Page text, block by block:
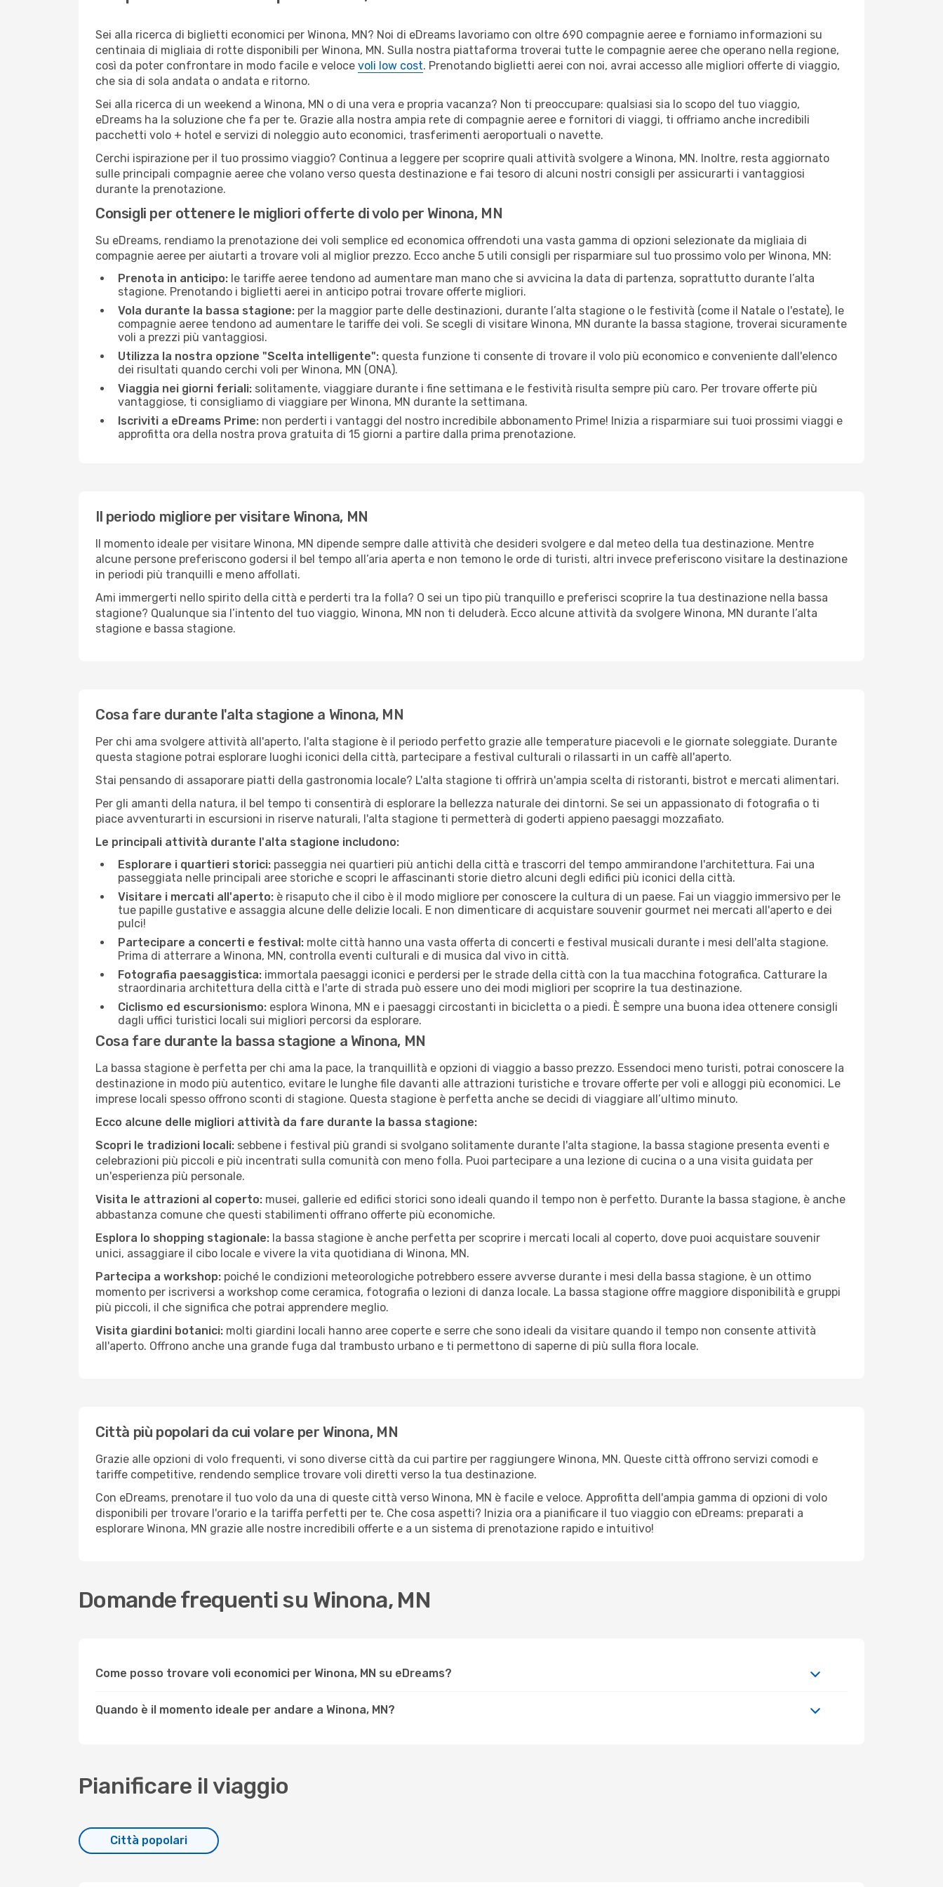
Sei alla ricerca di biglietti economici per Winona, MN? Noi di eDreams lavoriamo con oltre 690 compagnie aeree e forniamo informazioni su
centinaia di migliaia di rotte disponibili per Winona, MN. Sulla nostra piattaforma troverai tutte le compagnie aeree che operano nella regione,
così da poter confrontare in modo facile e veloce voli low cost. Prenotando biglietti aerei con noi, avrai accesso alle migliori offerte di viaggio,
che sia di sola andata o andata e ritorno.
Sei alla ricerca di un weekend a Winona, MN o di una vera e propria vacanza? Non ti preoccupare: qualsiasi sia lo scopo del tuo viaggio,
eDreams ha la soluzione che fa per te. Grazie alla nostra ampia rete di compagnie aeree e fornitori di viaggi, ti offriamo anche incredibili
pacchetti volo + hotel e servizi di noleggio auto economici, trasferimenti aeroportuali o navette.
Cerchi ispirazione per il tuo prossimo viaggio? Continua a leggere per scoprire quali attività svolgere a Winona, MN. Inoltre, resta aggiornato
sulle principali compagnie aeree che volano verso questa destinazione e fai tesoro di alcuni nostri consigli per assicurarti i vantaggiosi
durante la prenotazione.
Consigli per ottenere le migliori offerte di volo per Winona, MN
Su eDreams, rendiamo la prenotazione dei voli semplice ed economica offrendoti una vasta gamma di opzioni selezionate da migliaia di
compagnie aeree per aiutarti a trovare voli al miglior prezzo. Ecco anche 5 utili consigli per risparmiare sul tuo prossimo volo per Winona, MN:
Prenota in anticipo: le tariffe aeree tendono ad aumentare man mano che si avvicina la data di partenza, soprattutto durante l’alta
stagione. Prenotando i biglietti aerei in anticipo potrai trovare offerte migliori.
Vola durante la bassa stagione: per la maggior parte delle destinazioni, durante l’alta stagione o le festività (come il Natale o l'estate), le
compagnie aeree tendono ad aumentare le tariffe dei voli. Se scegli di visitare Winona, MN durante la bassa stagione, troverai sicuramente
voli a prezzi più vantaggiosi.
Utilizza la nostra opzione "Scelta intelligente": questa funzione ti consente di trovare il volo più economico e conveniente dall'elenco
dei risultati quando cerchi voli per Winona, MN (ONA).
Viaggia nei giorni feriali: solitamente, viaggiare durante i fine settimana e le festività risulta sempre più caro. Per trovare offerte più
vantaggiose, ti consigliamo di viaggiare per Winona, MN durante la settimana.
Iscriviti a eDreams Prime: non perderti i vantaggi del nostro incredibile abbonamento Prime! Inizia a risparmiare sui tuoi prossimi viaggi e
approfitta ora della nostra prova gratuita di 15 giorni a partire dalla prima prenotazione.
Il periodo migliore per visitare Winona, MN
Il momento ideale per visitare Winona, MN dipende sempre dalle attività che desideri svolgere e dal meteo della tua destinazione. Mentre
alcune persone preferiscono godersi il bel tempo all’aria aperta e non temono le orde di turisti, altri invece preferiscono visitare la destinazione
in periodi più tranquilli e meno affollati.
Ami immergerti nello spirito della città e perderti tra la folla? O sei un tipo più tranquillo e preferisci scoprire la tua destinazione nella bassa
stagione? Qualunque sia l’intento del tuo viaggio, Winona, MN non ti deluderà. Ecco alcune attività da svolgere Winona, MN durante l’alta
stagione e bassa stagione.
Cosa fare durante l'alta stagione a Winona, MN
Per chi ama svolgere attività all'aperto, l'alta stagione è il periodo perfetto grazie alle temperature piacevoli e le giornate soleggiate. Durante
questa stagione potrai esplorare luoghi iconici della città, partecipare a festival culturali o rilassarti in un caffè all'aperto.
Stai pensando di assaporare piatti della gastronomia locale? L'alta stagione ti offrirà un'ampia scelta di ristoranti, bistrot e mercati alimentari.
Per gli amanti della natura, il bel tempo ti consentirà di esplorare la bellezza naturale dei dintorni. Se sei un appassionato di fotografia o ti
piace avventurarti in escursioni in riserve naturali, l'alta stagione ti permetterà di goderti appieno paesaggi mozzafiato.
Le principali attività durante l'alta stagione includono:
Esplorare i quartieri storici: passeggia nei quartieri più antichi della città e trascorri del tempo ammirandone l'architettura. Fai una
passeggiata nelle principali aree storiche e scopri le affascinanti storie dietro alcuni degli edifici più iconici della città.
Visitare i mercati all'aperto: è risaputo che il cibo è il modo migliore per conoscere la cultura di un paese. Fai un viaggio immersivo per le
tue papille gustative e assaggia alcune delle delizie locali. E non dimenticare di acquistare souvenir gourmet nei mercati all'aperto e dei
pulci!
Partecipare a concerti e festival: molte città hanno una vasta offerta di concerti e festival musicali durante i mesi dell'alta stagione.
Prima di atterrare a Winona, MN, controlla eventi culturali e di musica dal vivo in città.
Fotografia paesaggistica: immortala paesaggi iconici e perdersi per le strade della città con la tua macchina fotografica. Catturare la
straordinaria architettura della città e l'arte di strada può essere uno dei modi migliori per scoprire la tua destinazione.
Ciclismo ed escursionismo: esplora Winona, MN e i paesaggi circostanti in bicicletta o a piedi. È sempre una buona idea ottenere consigli
dagli uffici turistici locali sui migliori percorsi da esplorare.
Cosa fare durante la bassa stagione a Winona, MN
La bassa stagione è perfetta per chi ama la pace, la tranquillità e opzioni di viaggio a basso prezzo. Essendoci meno turisti, potrai conoscere la
destinazione in modo più autentico, evitare le lunghe file davanti alle attrazioni turistiche e trovare offerte per voli e alloggi più economici. Le
imprese locali spesso offrono sconti di stagione. Questa stagione è perfetta anche se decidi di viaggiare all’ultimo minuto.
Ecco alcune delle migliori attività da fare durante la bassa stagione:
Scopri le tradizioni locali: sebbene i festival più grandi si svolgano solitamente durante l'alta stagione, la bassa stagione presenta eventi e
celebrazioni più piccoli e più incentrati sulla comunità con meno folla. Puoi partecipare a una lezione di cucina o a una visita guidata per
un'esperienza più personale.
Visita le attrazioni al coperto: musei, gallerie ed edifici storici sono ideali quando il tempo non è perfetto. Durante la bassa stagione, è anche
abbastanza comune che questi stabilimenti offrano offerte più economiche.
Esplora lo shopping stagionale: la bassa stagione è anche perfetta per scoprire i mercati locali al coperto, dove puoi acquistare souvenir
unici, assaggiare il cibo locale e vivere la vita quotidiana di Winona, MN.
Partecipa a workshop: poiché le condizioni meteorologiche potrebbero essere avverse durante i mesi della bassa stagione, è un ottimo
momento per iscriversi a workshop come ceramica, fotografia o lezioni di danza locale. La bassa stagione offre maggiore disponibilità e gruppi
più piccoli, il che significa che potrai apprendere meglio.
Visita giardini botanici: molti giardini locali hanno aree coperte e serre che sono ideali da visitare quando il tempo non consente attività
all'aperto. Offrono anche una grande fuga dal trambusto urbano e ti permettono di saperne di più sulla flora locale.
Città più popolari da cui volare per Winona, MN
Grazie alle opzioni di volo frequenti, vi sono diverse città da cui partire per raggiungere Winona, MN. Queste città offrono servizi comodi e
tariffe competitive, rendendo semplice trovare voli diretti verso la tua destinazione.
Con eDreams, prenotare il tuo volo da una di queste città verso Winona, MN è facile e veloce. Approfitta dell'ampia gamma di opzioni di volo
disponibili per trovare l'orario e la tariffa perfetti per te. Che cosa aspetti? Inizia ora a pianificare il tuo viaggio con eDreams: preparati a
esplorare Winona, MN grazie alle nostre incredibili offerte e a un sistema di prenotazione rapido e intuitivo!
Domande frequenti su Winona, MN
Come posso trovare voli economici per Winona, MN su eDreams?
Quando è il momento ideale per andare a Winona, MN?
Pianificare il viaggio
Città popolari